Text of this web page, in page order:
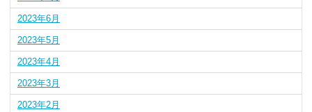
2023年6月
2023年5月
2023年4月
2023年3月
2023年2月